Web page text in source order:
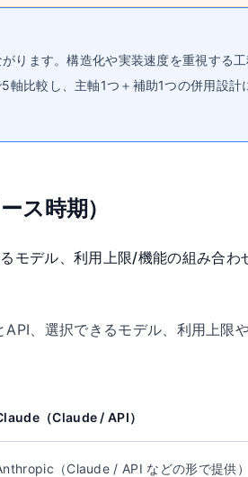
ります。構造化や実装速度を重視する工
比較し、主軸1つ＋補助1つの併用設計
ス時期）
モデル、利用上限/機能の組み合わ
、選択できるモデル、利用上限
（Claude / API）
（Claude / API などの形で提供）